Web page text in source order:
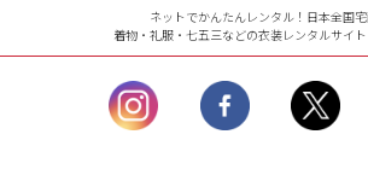
【お問い合わせ窓口（メー
ル）】10:00~17:00
土曜日、日曜日、臨
時休業日を除く。
営業時間外にいただ
ネットでかんたんレンタル！日本全国宅
着物・礼服・七五三などの衣装レンタルサイト